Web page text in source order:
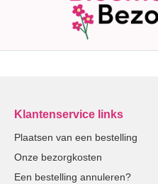
Klantenservice links
Plaatsen van een bestelling
Onze bezorgkosten
Een bestelling annuleren?